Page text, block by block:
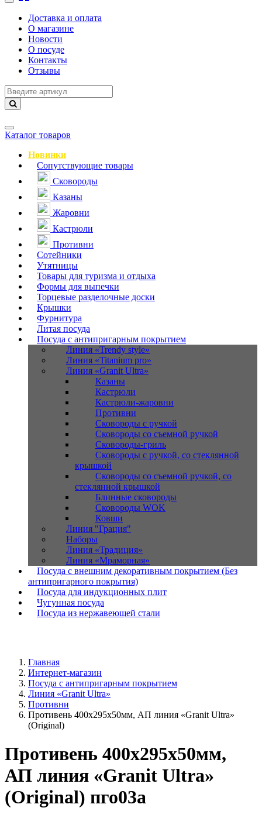
Toggle
navigationДоставка и оплата
О магазине
Новости
О посуде
Контакты
Отзывы
Навигация
Каталог товаров
Новинки
Сопутствующие товары
Сковороды
Казаны
Жаровни
Кастрюли
Противни
Сотейники
Утятницы
Товары для туризма и отдыха
Формы для выпечки
Торцевые разделочные доски
Крышки
Фурнитура
Литая посуда
Посуда с антипригарным покрытием
Линия «Trendy style»
Линия «Titanium pro»
Линия «Granit Ultra»
Казаны
Кастрюли
Кастрюли-жаровни
Противни
Сковороды с ручкой
Сковороды со съемной ручкой
Сковороды-гриль
Сковороды с ручкой, со стеклянной
крышкой
Сковороды со съемной ручкой, со
стеклянной крышкой
Блинные сковороды
Сковороды WOK
Ковши
Линия "Грация"
Наборы
Линия «Традиция»
Линия «Мраморная»
Посуда с внешним декоративным покрытием (Без
антипригарного покрытия)
Посуда для индукционных плит
Чугунная посуда
Посуда из нержавеющей стали
Главная
Интернет-магазин
Посуда с антипригарным покрытием
Линия «Granit Ultra»
Противни
Противень 400х295х50мм, АП линия «Granit Ultra»
(Original)
Противень 400х295х50мм,
АП линия «Granit Ultra»
(Original) пго03а